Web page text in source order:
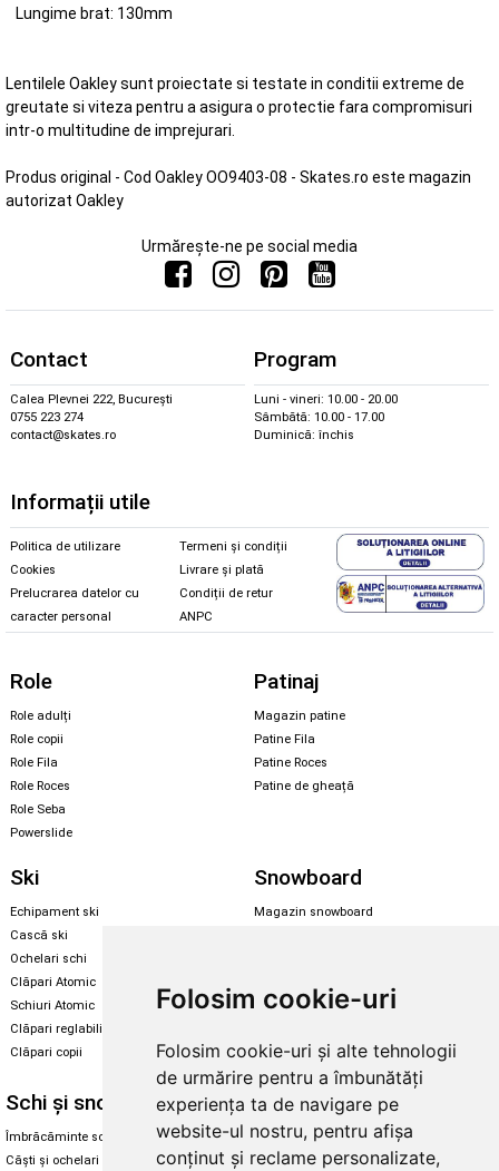
Folosim cookie-uri
Folosim cookie-uri și alte tehnologii
de urmărire pentru a îmbunătăți
experiența ta de navigare pe
website-ul nostru, pentru afișa
conținut și reclame personalizate,
Lungime brat: 130mm
Lentilele Oakley sunt proiectate si testate in conditii extreme de
greutate si viteza pentru a asigura o protectie fara compromisuri
intr-o multitudine de imprejurari.
Produs original - Cod Oakley OO9403-08 - Skates.ro este magazin
autorizat Oakley
Urmărește-ne pe social media
Contact
Calea Plevnei 222, București
0755 223 274
contact@skates.ro
Program
Luni - vineri: 10.00 - 20.00
Sâmbătă: 10.00 - 17.00
Duminică: închis
Informații utile
Politica de utilizare
Cookies
Prelucrarea datelor cu
caracter personal
Termeni și condiții
Livrare și plată
Condiții de retur
ANPC
Role
Role adulți
Role copii
Role Fila
Role Roces
Role Seba
Powerslide
Patinaj
Magazin patine
Patine Fila
Patine Roces
Patine de gheață
Ski
Echipament ski
Cască ski
Ochelari schi
Clăpari Atomic
Schiuri Atomic
Clăpari reglabili
Clăpari copii
Snowboard
Magazin snowboard
Skate & longboard
Enuff Skateboards
Schi și snowboard
Îmbrăcăminte schi și snowboard
Căști și ochelari de iarnă
Diverse
Cum aleg rolele
Cum aleg ochelarii